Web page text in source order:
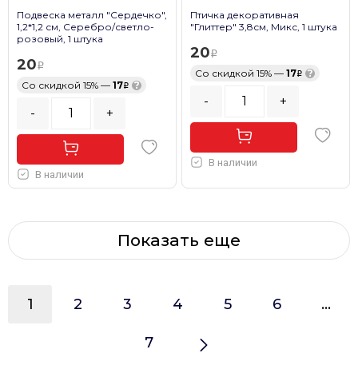
Подвеска металл "Сердечко",
1,2*1,2 см, Серебро/светло-
розовый, 1 штука
20
Со скидкой 15% — 17 ?
- +
В наличии
Птичка декоративная
"Глиттер" 3,8см, Микс, 1 штука
20
Со скидкой 15% — 17 ?
- +
В наличии
Показать еще
1 2 3 4 5 6 ...
7